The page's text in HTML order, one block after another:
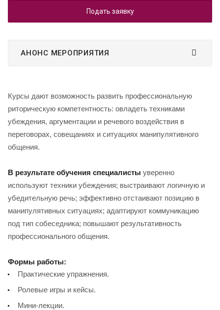
Подать заявку
АНОНС МЕРОПРИЯТИЯ
Курсы дают возможность развить профессиональную
риторическую компетентность: овладеть техниками
убеждения, аргументации и речевого воздействия в
переговорах, совещаниях и ситуациях манипулятивного
общения.
В результате обучения специалисты уверенно
используют техники убеждения; выстраивают логичную и
убедительную речь; эффективно отстаивают позицию в
манипулятивных ситуациях; адаптируют коммуникацию
под тип собеседника; повышают результативность
профессионального общения.
Формы работы:
Практические упражнения.
Ролевые игры и кейсы.
Мини-лекции.